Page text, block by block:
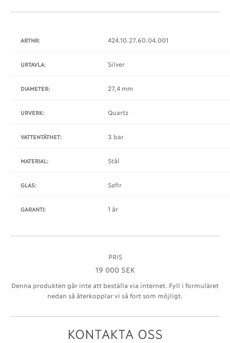
ARTNR: 424.10.27.60.04.001
URTAVLA: Silver
DIAMETER: 27,4 mm
URVERK: Quartz
VATTENTÄTHET: 3 bar
MATERIAL: Stål
GLAS: Safir
GARANTI: 1 år
PRIS
19 000 SEK
Denna produkten går inte att beställa via internet. Fyll i formuläret
nedan så återkopplar vi så fort som möjligt.
KONTAKTA OSS